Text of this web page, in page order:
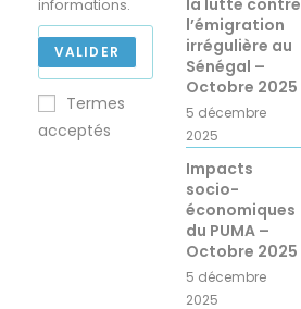
informations.
VALIDER
Termes
acceptés
la lutte contre
l’émigration
irrégulière au
Sénégal –
Octobre 2025
5 décembre
2025
Impacts
socio-
économiques
du PUMA –
Octobre 2025
5 décembre
2025